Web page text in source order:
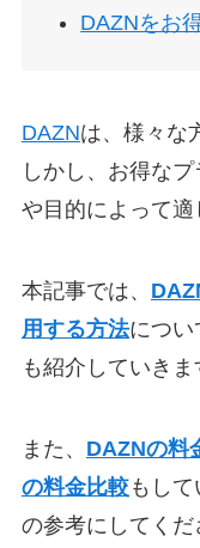
DAZNをお
DAZNは、様々な
しかし、お得な
や目的によって適
本記事では、
用する方法につい
も紹介していきま
また、 DAZNの料
の料金比較もして
の参考にしてくだ